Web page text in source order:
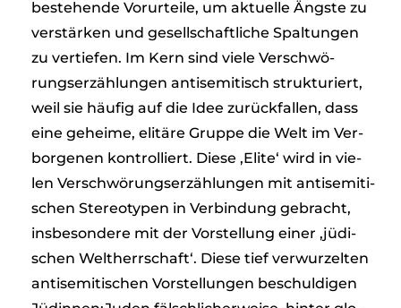
bestehende Vor­ur­teile, um aktu­elle Ängste zu
ver­stär­ken und gesell­schaft­li­che Spal­tun­gen
zu ver­tie­fen. Im Kern sind viele Ver­schwö­
rungs­er­zäh­lun­gen anti­se­mi­tisch struk­tu­riert,
weil sie häu­fig auf die Idee zurück­fal­len, dass
eine geheime, eli­täre Gruppe die Welt im Ver­
bor­ge­nen kon­trol­liert. Diese ‚Elite‘ wird in vie­
len Ver­schwö­rungs­er­zäh­lun­gen mit anti­se­mi­ti­
schen Ste­reo­ty­pen in Ver­bin­dung gebracht,
ins­be­son­dere mit der Vor­stel­lung einer ‚jüdi­
schen Welt­herr­schaft‘. Diese tief ver­wur­zel­ten
anti­se­mi­ti­schen Vor­stel­lun­gen beschul­di­gen